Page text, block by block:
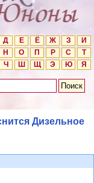
Д Е Ё Ж З
И
Н О П Р С
Т
Ч Ш Щ Э Ю Я
Дизельное